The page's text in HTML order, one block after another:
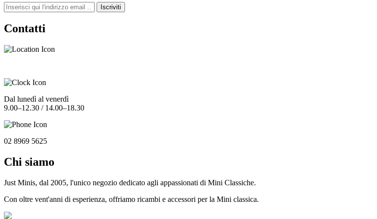
Iscriviti
Contatti
Dal lunedì al venerdì
9.00–12.30 / 14.00–18.30
02 8969 5625
Chi siamo
Just Minis, dal 2005, l'unico negozio dedicato agli appassionati di Mini Classiche.
Con oltre vent'anni di esperienza, offriamo ricambi e accessori per la Mini classica.